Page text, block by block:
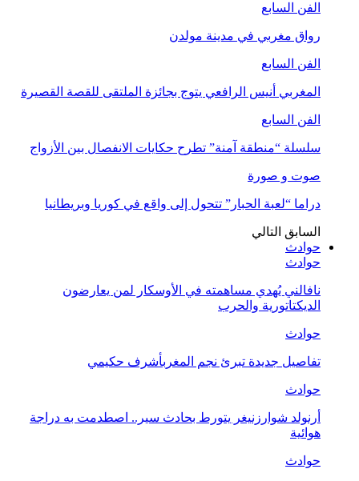
الفن السابع
رواق مغربي في مدينة مولدن
الفن السابع
المغربي أنيس الرافعي يتوج بجائزة الملتقى للقصة القصيرة
الفن السابع
سلسلة “منطقة آمنة” تطرح حكايات الانفصال بين الأزواج
صوت و صورة
دراما “لعبة الحبار” تتحول إلى واقع في كوريا وبريطانيا
السابق التالي
حوادث
حوادث
نافالني يُهدي مساهمته في الأوسكار لمن يعارضون
الديكتاتورية والحرب
حوادث
تفاصيل جديدة تبرئ نجم المغربأشرف حكيمي
حوادث
أرنولد شوارزنيغر يتورط بحادث سير.. اصطدمت به دراجة
هوائية
حوادث